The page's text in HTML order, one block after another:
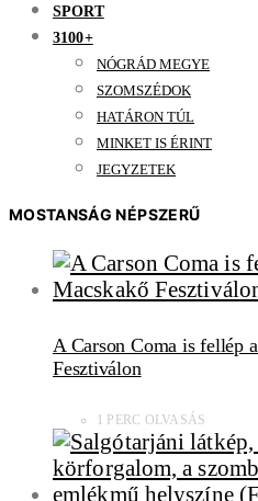
SPORT
3100+
NÓGRÁD MEGYE
SZOMSZÉDOK
HATÁRON TÚL
MINKET IS ÉRINT
JEGYZETEK
MOSTANSÁG NÉPSZERŰ
A Carson Coma is fellép
Fesztiválon
1 PERC OLVASÁS